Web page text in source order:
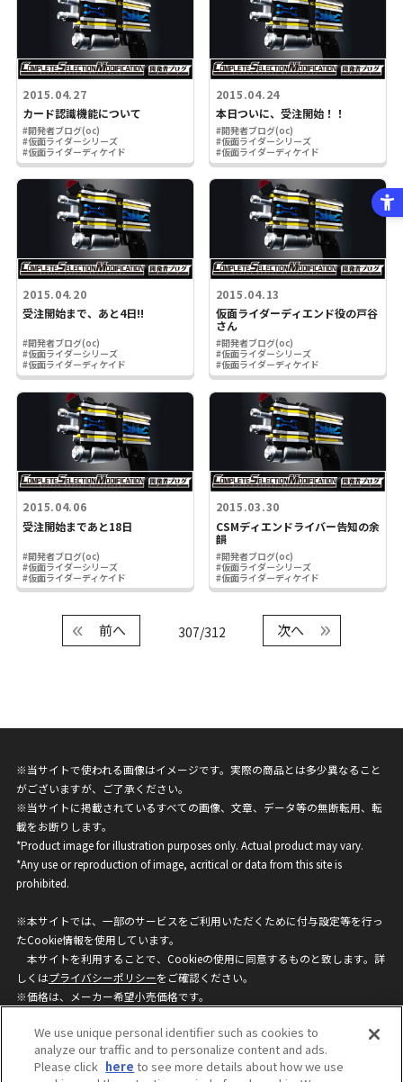
2015.04.27
カード認識機能について
#開発者ブログ(oc)
#仮面ライダーシリーズ
#仮面ライダーディケイド
2015.04.24
本日ついに、受注開始！！
#開発者ブログ(oc)
#仮面ライダーシリーズ
#仮面ライダーディケイド
2015.04.20
受注開始まで、あと4日!!
#開発者ブログ(oc)
#仮面ライダーシリーズ
#仮面ライダーディケイド
2015.04.13
仮面ライダーディエンド役の戸谷
さん
#開発者ブログ(oc)
#仮面ライダーシリーズ
#仮面ライダーディケイド
2015.04.06
受注開始まであと18日
#開発者ブログ(oc)
#仮面ライダーシリーズ
#仮面ライダーディケイド
2015.03.30
CSMディエンドライバー告知の余
韻
#開発者ブログ(oc)
#仮面ライダーシリーズ
#仮面ライダーディケイド
307/312
前へ 次へ
※当サイトで使われる画像はイメージです。実際の商品とは多少異なること
がございますが、ご了承ください。
※当サイトに掲載されているすべての画像、文章、データ等の無断転用、転
載をお断りします。
*Product image for illustration purposes only. Actual product may vary.
*Any use or reproduction of image, acritical or data from this site is
prohibited.
※本サイトでは、一部のサービスをご利用いただくために付与設定等を行っ
たCookie情報を使用しています。
本サイトを利用することで、Cookieの使用に同意するものと致します。詳
しくはプライバシーポリシーをご確認ください。
※価格は、メーカー希望小売価格です。
ざいますのでご了承ください。
We use unique personal identifier such as cookies to
analyze our traffic and to personalize content and ads.
Please click here to see more details about how we use